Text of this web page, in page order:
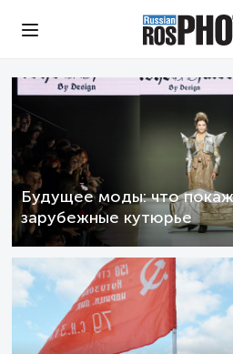
Будущее моды: что
зарубежные кутюрье